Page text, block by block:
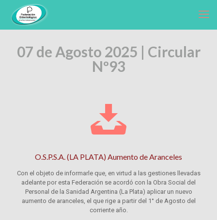
07 de Agosto 2025 | Circular
Nº93
O.S.P.S.A. (LA PLATA) Aumento de Aranceles
Con el objeto de informarle que, en virtud a las gestiones llevadas
adelante por esta Federación se acordó con la Obra Social del
Personal de la Sanidad Argentina (La Plata) aplicar un nuevo
aumento de aranceles, el que rige a partir del 1° de Agosto del
corriente año.